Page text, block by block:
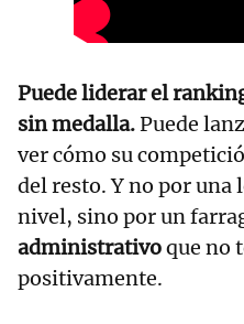
Puede liderar el
sin medalla.Puede
ver cómo su
del resto. Y no por una
nivel, sino por un
administrativoque no
positivamente.